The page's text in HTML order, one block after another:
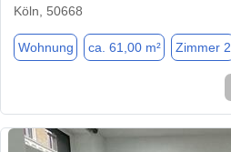
Köln, 50668
Wohnung ca. 61,00 m² Zimmer 2